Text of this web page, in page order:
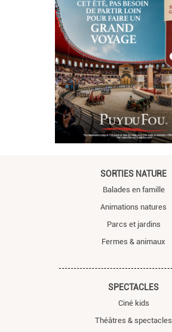
SORTIES NATURE
Balades en famille
Animations natures
Parcs et jardins
Fermes & animaux
SPECTACLES
Ciné kids
Théâtres & spectacles